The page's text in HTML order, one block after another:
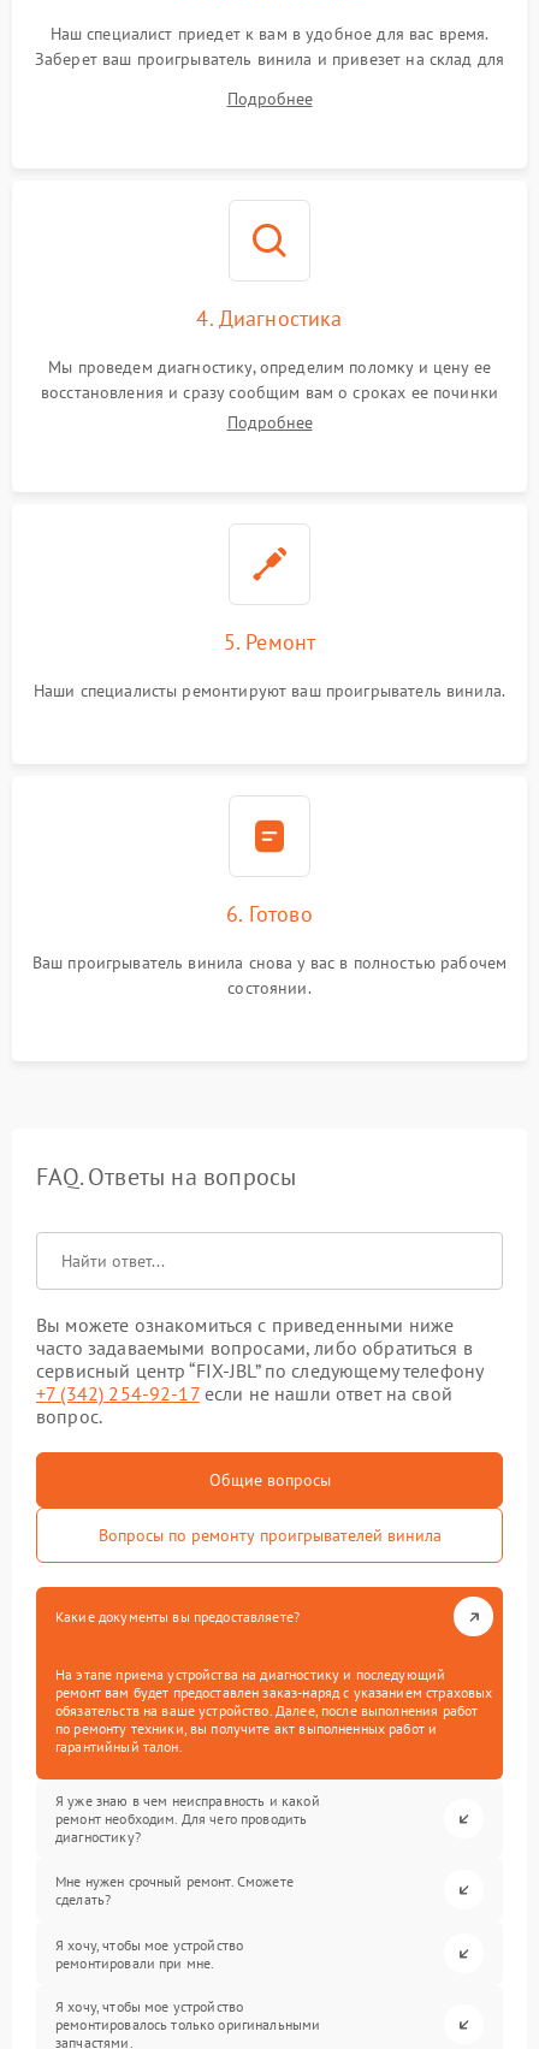
Наш специалист приедет к вам в удобное для вас время.
Заберет ваш проигрыватель винила и привезет на склад для
Подробнее
4. Диагностика
Мы проведем диагностику, определим поломку и цену ее
восстановления и сразу сообщим вам о сроках ее починки
Подробнее
5. Ремонт
Наши специалисты ремонтируют ваш проигрыватель винила.
6. Готово
Ваш проигрыватель винила снова у вас в полностью рабочем
состоянии.
FAQ. Ответы на вопросы
Вы можете ознакомиться с приведенными ниже
часто задаваемыми вопросами, либо обратиться в
сервисный центр “FIX-JBL” по следующему телефону
+7 (342) 254-92-17если не нашли ответ на свой
вопрос.
Общие вопросы
Вопросы по ремонту проигрывателей винила
Какие документы вы предоставляете?
На этапе приема устройства на диагностику и последующий
ремонт вам будет предоставлен заказ-наряд с указанием страховых
обязательств на ваше устройство. Далее, после выполнения работ
по ремонту техники, вы получите акт выполненных работ и
гарантийный талон.
Я уже знаю в чем неисправность и какой
ремонт необходим. Для чего проводить
диагностику?
Мне нужен срочный ремонт. Сможете
сделать?
Я хочу, чтобы мое устройство
ремонтировали при мне.
Я хочу, чтобы мое устройство
ремонтировалось только оригинальными
запчастями.